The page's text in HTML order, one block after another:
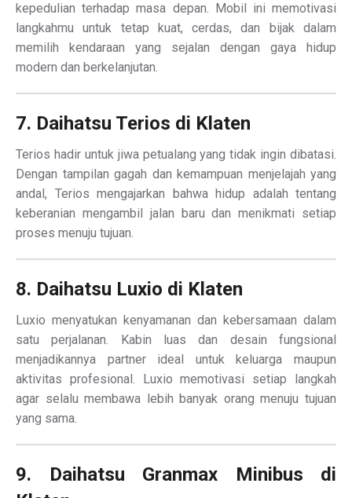
kepedulian terhadap masa depan. Mobil ini memotivasi
langkahmu untuk tetap kuat, cerdas, dan bijak dalam
memilih kendaraan yang sejalan dengan gaya hidup
modern dan berkelanjutan.
7. Daihatsu Terios di Klaten
Terios hadir untuk jiwa petualang yang tidak ingin dibatasi.
Dengan tampilan gagah dan kemampuan menjelajah yang
andal, Terios mengajarkan bahwa hidup adalah tentang
keberanian mengambil jalan baru dan menikmati setiap
proses menuju tujuan.
8. Daihatsu Luxio di Klaten
Luxio menyatukan kenyamanan dan kebersamaan dalam
satu perjalanan. Kabin luas dan desain fungsional
menjadikannya partner ideal untuk keluarga maupun
aktivitas profesional. Luxio memotivasi setiap langkah
agar selalu membawa lebih banyak orang menuju tujuan
yang sama.
9. Daihatsu Granmax Minibus di